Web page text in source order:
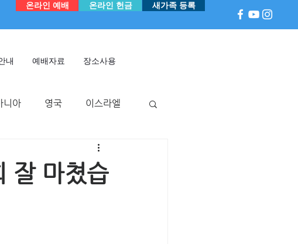
내 예배자료 장소사용
온라인 헌금 새가족 등록
온라인 예배
니아 영국 이스라엘
잘 마쳤습